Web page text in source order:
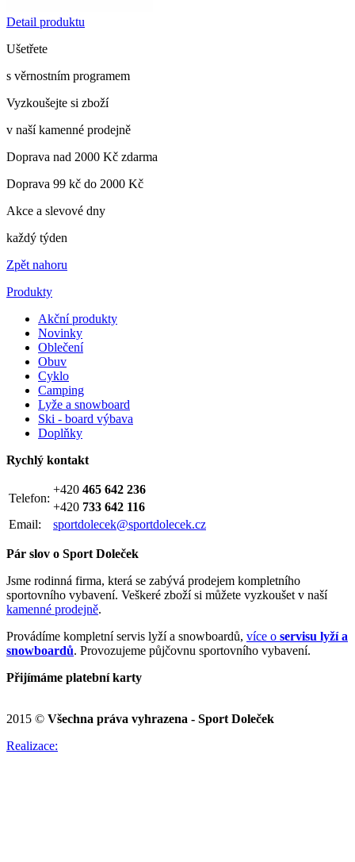
Detail produktu
Ušetřete
s věrnostním programem
Vyzkoušejte si zboží
v naší kamenné prodejně
Doprava nad 2000 Kč zdarma
Doprava 99 kč do 2000 Kč
Akce a slevové dny
každý týden
Zpět nahoru
Produkty
Akční produkty
Novinky
Oblečení
Obuv
Cyklo
Camping
Lyže a snowboard
Ski - board výbava
Doplňky
Rychlý kontakt
Telefon:
+420 465 642 236
+420 733 642 116
Email:
sportdolecek@sportdolecek.cz
Pár slov o Sport Doleček
Jsme rodinná firma, která se zabývá prodejem kompletního
sportovního vybavení. Veškeré zboží si můžete vyzkoušet v naší
kamenné prodejně.
Provádíme kompletní servis lyží a snowboardů, více o servisu lyží a
snowboardů. Provozujeme půjčovnu sportovního vybavení.
Přijímáme platební karty
2015 © Všechna práva vyhrazena - Sport Doleček
Realizace: